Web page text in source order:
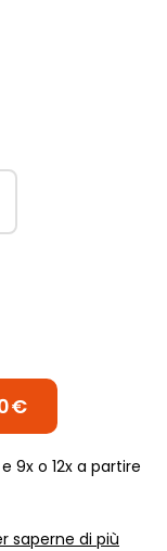
9x o 12x a partire
saperne di più